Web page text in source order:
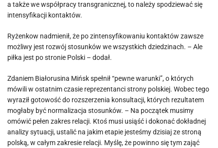
a także we współpracy transgranicznej, to należy spodziewać się
intensyfikacji kontaktów.
Ryżenkow nadmienił, że po zintensyfikowaniu kontaktów zawsze
możliwy jest rozwój stosunków we wszystkich dziedzinach. – Ale
piłka jest po stronie Polski – dodał.
Zdaniem Białorusina Mińsk spełnił “pewne warunki”, o których
mówili w ostatnim czasie reprezentanci strony polskiej. Wobec tego
wyraził gotowość do rozszerzenia konsultacji, których rezultatem
mogłaby być normalizacja stosunków. – Na początek musimy
omówić pełen zakres relacji. Ktoś musi usiąść i dokonać dokładnej
analizy sytuacji, ustalić na jakim etapie jesteśmy dzisiaj ze stroną
polską, w całym zakresie relacji. Myślę, że powinno się tym zająć